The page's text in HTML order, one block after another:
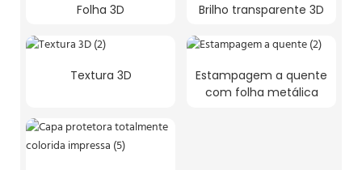
Folha 3D Brilho transparente 3D
Textura 3D
Estampagem a quente
com folha metálica